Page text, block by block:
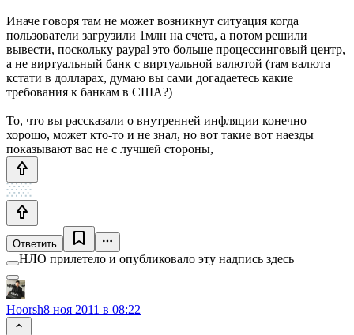
Иначе говоря там не может возникнут ситуация когда
пользователи загрузили 1млн на счета, а потом решили
вывести, поскольку paypal это больше процессинговый центр,
а не виртуальный банк с виртуальной валютой (там валюта
кстати в долларах, думаю вы сами догадаетесь какие
требования к банкам в США?)
То, что вы рассказали о внутренней инфляции конечно
хорошо, может кто-то и не знал, но вот такие вот наезды
показывают вас не с лучшей стороны,
Ответить
НЛО прилетело и опубликовало эту надпись здесь
Hoorsh8 ноя 2011 в 08:22